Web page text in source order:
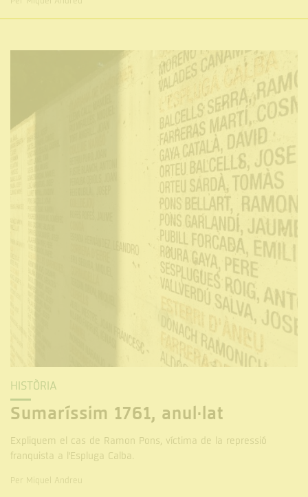
HISTÒRIA
Sumaríssim 1761, anul·lat
Expliquem el cas de Ramon Pons, víctima de la repressió
franquista a l'Espluga Calba.
Per Miquel Andreu